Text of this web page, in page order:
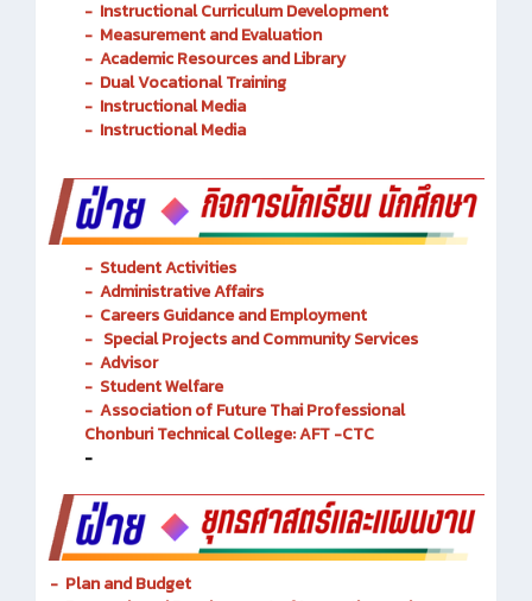
- Instructional Curriculum Development
- Measurement and Evaluation
- Academic Resources and Library
- Dual Vocational Training
- Instructional Media
- Student Activities
- Administrative Affairs
- Careers Guidance and Employment
-Special Projects and Community Services
- Advisor
- Student Welfare
-Association of Future Thai Professional
Chonburi Technical College: AFT -CTC
-